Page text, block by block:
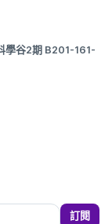
學谷2期 B201-161-
訂閱